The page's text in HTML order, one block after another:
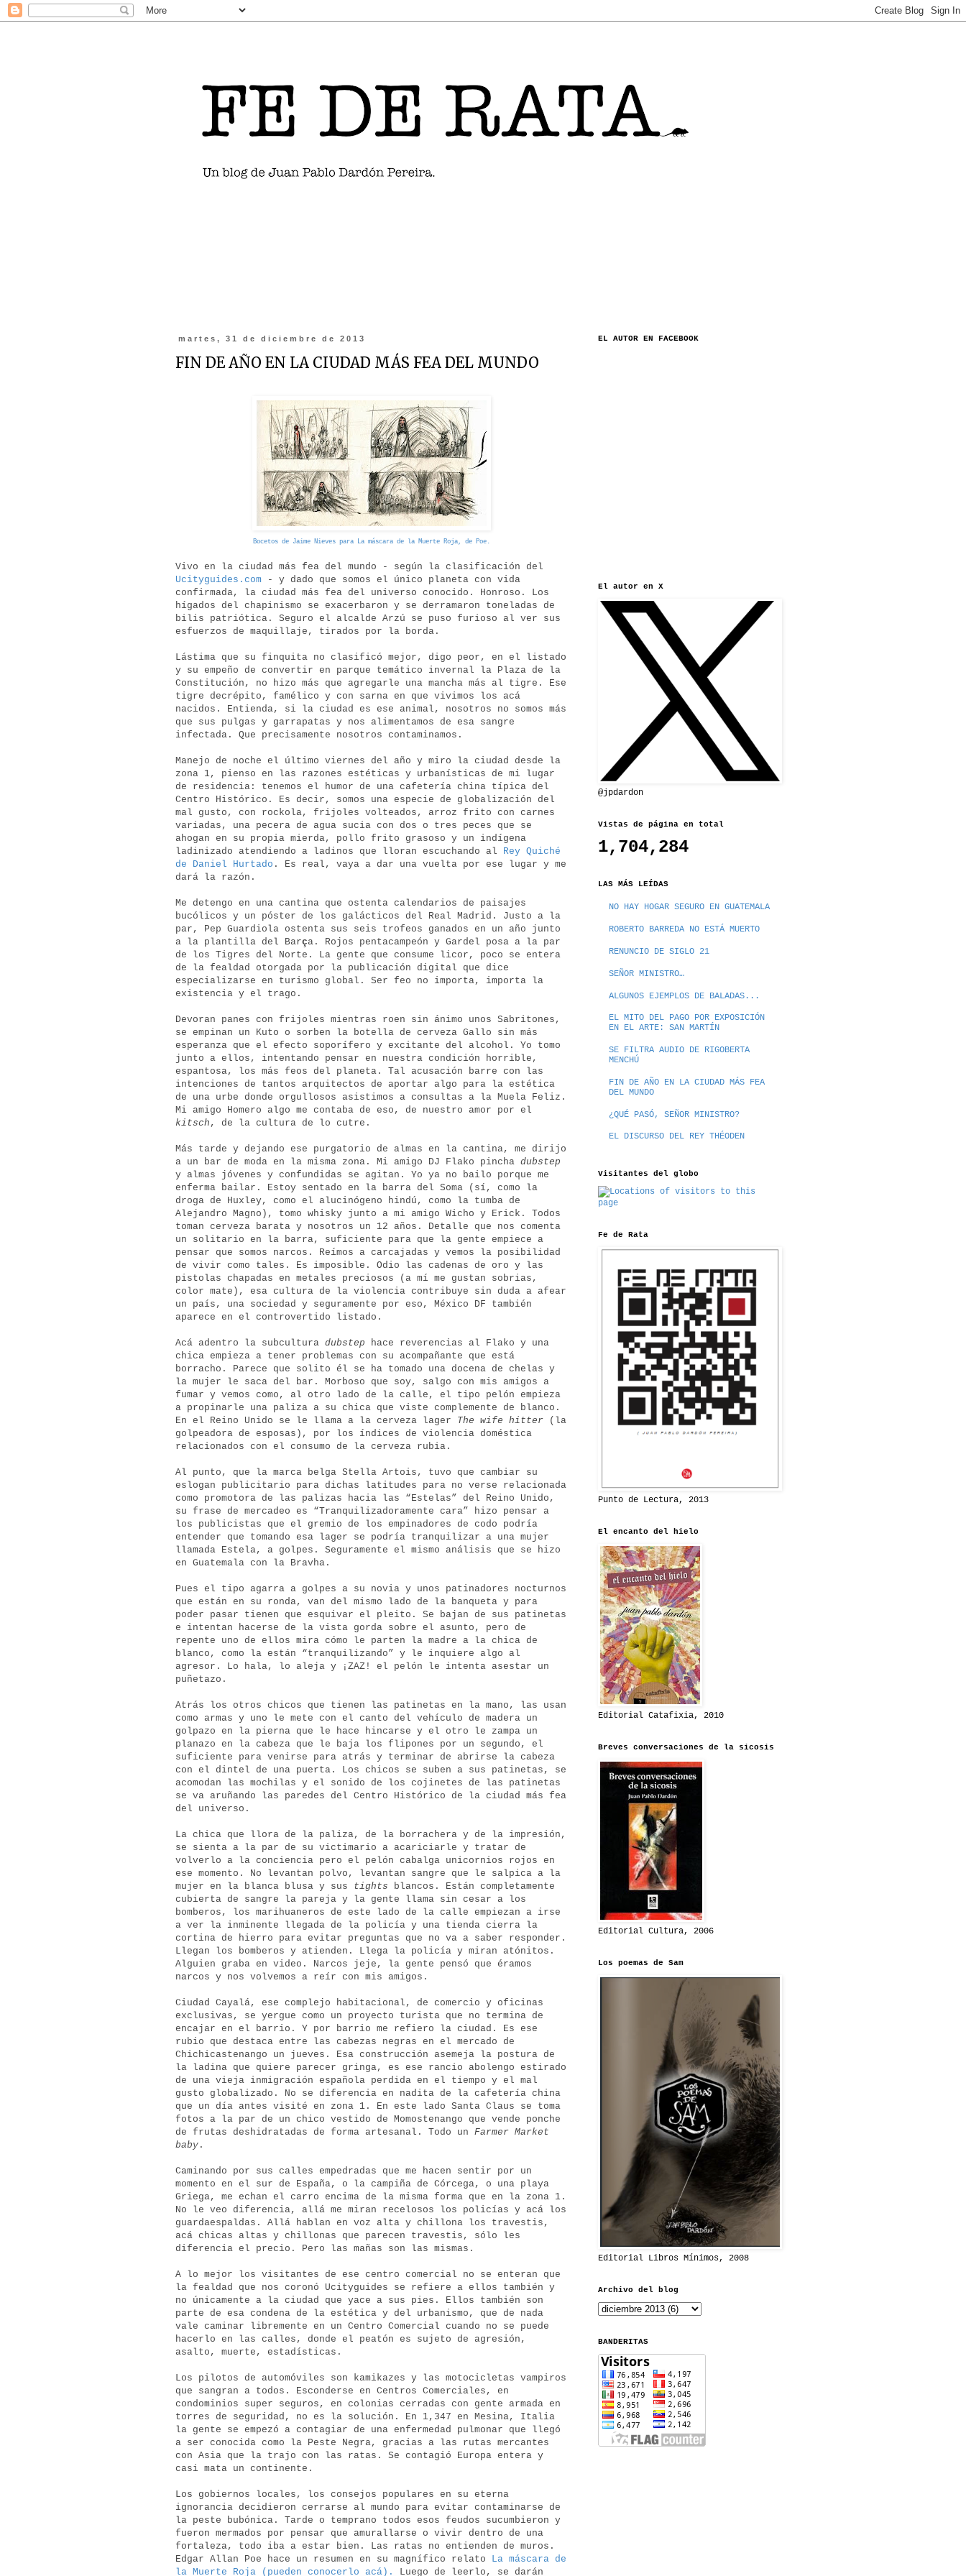
martes, 31 de diciembre de 2013
FIN DE AÑO EN LA CIUDAD MÁS FEA DEL MUNDO
Bocetos de Jaime Nieves para La máscara de la Muerte Roja, de Poe.
Vivo en la ciudad más fea del mundo - según la clasificación del
Ucityguides.com - y dado que somos el único planeta con vida
confirmada, la ciudad más fea del universo conocido. Honroso. Los
hígados del chapinismo se exacerbaron y se derramaron toneladas de
bilis patriótica. Seguro el alcalde Arzú se puso furioso al ver sus
esfuerzos de maquillaje, tirados por la borda.
Lástima que su finquita no clasificó mejor, digo peor, en el listado
y su empeño de convertir en parque temático invernal la Plaza de la
Constitución, no hizo más que agregarle una mancha más al tigre. Ese
tigre decrépito, famélico y con sarna en que vivimos los acá
nacidos. Entienda, si la ciudad es ese animal, nosotros no somos más
que sus pulgas y garrapatas y nos alimentamos de esa sangre
infectada. Que precisamente nosotros contaminamos.
Manejo de noche el último viernes del año y miro la ciudad desde la
zona 1, pienso en las razones estéticas y urbanísticas de mi lugar
de residencia: tenemos el humor de una cafetería china típica del
Centro Histórico. Es decir, somos una especie de globalización del
mal gusto, con rockola, frijoles volteados, arroz frito con carnes
variadas, una pecera de agua sucia con dos o tres peces que se
ahogan en su propia mierda, pollo frito grasoso y un indígena
ladinizado atendiendo a ladinos que lloran escuchando al Rey Quiché
de Daniel Hurtado . Es real, vaya a dar una vuelta por ese lugar y me
dará la razón.
Me detengo en una cantina que ostenta calendarios de paisajes
bucólicos y un póster de los galácticos del Real Madrid. Justo a la
par, Pep Guardiola ostenta sus seis trofeos ganados en un año junto
a la plantilla del Barça. Rojos pentacampeón y Gardel posa a la par
de los Tigres del Norte. La gente que consume licor, poco se entera
de la fealdad otorgada por la publicación digital que dice
especializarse en turismo global. Ser feo no importa, importa la
existencia y el trago.
Devoran panes con frijoles mientras roen sin ánimo unos Sabritones,
se empinan un Kuto o sorben la botella de cerveza Gallo sin más
esperanza que el efecto soporífero y excitante del alcohol. Yo tomo
junto a ellos, intentando pensar en nuestra condición horrible,
espantosa, los más feos del planeta. Tal acusación barre con las
intenciones de tantos arquitectos de aportar algo para la estética
de una urbe donde orgullosos asistimos a consultas a la Muela Feliz.
Mi amigo Homero algo me contaba de eso, de nuestro amor por el
kitsch , de la cultura de lo cutre.
Más tarde y dejando ese purgatorio de almas en la cantina, me dirijo
a un bar de moda en la misma zona. Mi amigo DJ Flako pincha dubstep
y almas jóvenes y confundidas se agitan. Yo ya no bailo porque me
enferma bailar. Estoy sentado en la barra del Soma (sí, como la
droga de Huxley, como el alucinógeno hindú, como la tumba de
Alejandro Magno), tomo whisky junto a mi amigo Wicho y Erick. Todos
toman cerveza barata y nosotros un 12 años. Detalle que nos comenta
un solitario en la barra, suficiente para que la gente empiece a
pensar que somos narcos. Reímos a carcajadas y vemos la posibilidad
de vivir como tales. Es imposible. Odio las cadenas de oro y las
pistolas chapadas en metales preciosos (a mí me gustan sobrias,
color mate), esa cultura de la violencia contribuye sin duda a afear
un país, una sociedad y seguramente por eso, México DF también
aparece en el controvertido listado.
Acá adentro la subcultura dubstep hace reverencias al Flako y una
chica empieza a tener problemas con su acompañante que está
borracho. Parece que solito él se ha tomado una docena de chelas y
la mujer le saca del bar. Morboso que soy, salgo con mis amigos a
fumar y vemos como, al otro lado de la calle, el tipo pelón empieza
a propinarle una paliza a su chica que viste complemente de blanco.
En el Reino Unido se le llama a la cerveza lager The wife hitter (la
golpeadora de esposas), por los índices de violencia doméstica
relacionados con el consumo de la cerveza rubia.
Al punto, que la marca belga Stella Artois, tuvo que cambiar su
eslogan publicitario para dichas latitudes para no verse relacionada
como promotora de las palizas hacia las “Estelas” del Reino Unido,
su frase de mercadeo es “Tranquilizadoramente cara” hizo pensar a
los publicistas que el gremio de los empinadores de codo podría
entender que tomando esa lager se podría tranquilizar a una mujer
llamada Estela, a golpes. Seguramente el mismo análisis que se hizo
en Guatemala con la Bravha.
Pues el tipo agarra a golpes a su novia y unos patinadores nocturnos
que están en su ronda, van del mismo lado de la banqueta y para
poder pasar tienen que esquivar el pleito. Se bajan de sus patinetas
e intentan hacerse de la vista gorda sobre el asunto, pero de
repente uno de ellos mira cómo le parten la madre a la chica de
blanco, como la están “tranquilizando” y le inquiere algo al
agresor. Lo hala, lo aleja y ¡ZAZ! el pelón le intenta asestar un
puñetazo.
Atrás los otros chicos que tienen las patinetas en la mano, las usan
como armas y uno le mete con el canto del vehículo de madera un
golpazo en la pierna que le hace hincarse y el otro le zampa un
planazo en la cabeza que le baja los flipones por un segundo, el
suficiente para venirse para atrás y terminar de abrirse la cabeza
con el dintel de una puerta. Los chicos se suben a sus patinetas, se
acomodan las mochilas y el sonido de los cojinetes de las patinetas
se va aruñando las paredes del Centro Histórico de la ciudad más fea
del universo.
La chica que llora de la paliza, de la borrachera y de la impresión,
se sienta a la par de su victimario a acariciarle y tratar de
volverlo a la conciencia pero el pelón cabalga unicornios rojos en
ese momento. No levantan polvo, levantan sangre que le salpica a la
mujer en la blanca blusa y sus tights blancos. Están completamente
cubierta de sangre la pareja y la gente llama sin cesar a los
bomberos, los marihuaneros de este lado de la calle empiezan a irse
a ver la inminente llegada de la policía y una tienda cierra la
cortina de hierro para evitar preguntas que no va a saber responder.
Llegan los bomberos y atienden. Llega la policía y miran atónitos.
Alguien graba en video. Narcos jeje, la gente pensó que éramos
narcos y nos volvemos a reír con mis amigos.
Ciudad Cayalá, ese complejo habitacional, de comercio y oficinas
exclusivas, se yergue como un proyecto turista que no termina de
encajar en el barrio. Y por barrio me refiero la ciudad. Es ese
rubio que destaca entre las cabezas negras en el mercado de
Chichicastenango un jueves. Esa construcción asemeja la postura de
la ladina que quiere parecer gringa, es ese rancio abolengo estirado
de una vieja inmigración española perdida en el tiempo y el mal
gusto globalizado. No se diferencia en nadita de la cafetería china
que un día antes visité en zona 1. En este lado Santa Claus se toma
fotos a la par de un chico vestido de Momostenango que vende ponche
de frutas deshidratadas de forma artesanal. Todo un Farmer Market
baby .
Caminando por sus calles empedradas que me hacen sentir por un
momento en el sur de España, o la campiña de Córcega, o una playa
Griega, me echan el carro encima de la misma forma que en la zona 1.
No le veo diferencia, allá me miran recelosos los policías y acá los
guardaespaldas. Allá hablan en voz alta y chillona los travestis,
acá chicas altas y chillonas que parecen travestis, sólo les
diferencia el precio. Pero las mañas son las mismas.
A lo mejor los visitantes de ese centro comercial no se enteran que
la fealdad que nos coronó Ucityguides se refiere a ellos también y
no únicamente a la ciudad que yace a sus pies. Ellos también son
parte de esa condena de la estética y del urbanismo, que de nada
vale caminar libremente en un Centro Comercial cuando no se puede
hacerlo en las calles, donde el peatón es sujeto de agresión,
asalto, muerte, estadísticas.
Los pilotos de automóviles son kamikazes y las motocicletas vampiros
que sangran a todos. Esconderse en Centros Comerciales, en
condominios super seguros, en colonias cerradas con gente armada en
torres de seguridad, no es la solución. En 1,347 en Mesina, Italia
la gente se empezó a contagiar de una enfermedad pulmonar que llegó
a ser conocida como la Peste Negra, gracias a las rutas mercantes
con Asia que la trajo con las ratas. Se contagió Europa entera y
casi mata un continente.
Los gobiernos locales, los consejos populares en su eterna
ignorancia decidieron cerrarse al mundo para evitar contaminarse de
la peste bubónica. Tarde o temprano todos esos feudos sucumbieron y
fueron mermados por pensar que amurallarse o vivir dentro de una
fortaleza, todo iba a estar bien. Las ratas no entienden de muros.
Edgar Allan Poe hace un resumen en su magnífico relato La máscara de
la Muerte Roja (pueden conocerlo acá).
Luego de leerlo, se darán
EL AUTOR EN FACEBOOK
El autor en X
@jpdardon
Vistas de página en total
1,704,284
LAS MÁS LEÍDAS
NO HAY HOGAR SEGURO EN GUATEMALA
ROBERTO BARREDA NO ESTÁ MUERTO
RENUNCIO DE SIGLO 21
SEÑOR MINISTRO…
ALGUNOS EJEMPLOS DE BALADAS...
EL MITO DEL PAGO POR EXPOSICIÓN
EN EL ARTE: SAN MARTÍN
SE FILTRA AUDIO DE RIGOBERTA
MENCHÚ
FIN DE AÑO EN LA CIUDAD MÁS FEA
DEL MUNDO
¿QUÉ PASÓ, SEÑOR MINISTRO?
EL DISCURSO DEL REY THÉODEN
Visitantes del globo
Fe de Rata
Punto de Lectura, 2013
El encanto del hielo
Editorial Catafixia, 2010
Breves conversaciones de la sicosis
Editorial Cultura, 2006
Los poemas de Sam
Editorial Libros Mínimos, 2008
Archivo del blog
BANDERITAS